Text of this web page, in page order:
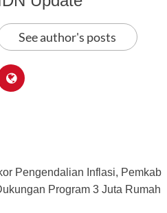
See author's posts
Pengendalian Inflasi, Pemkab
Program 3 Juta Rumah